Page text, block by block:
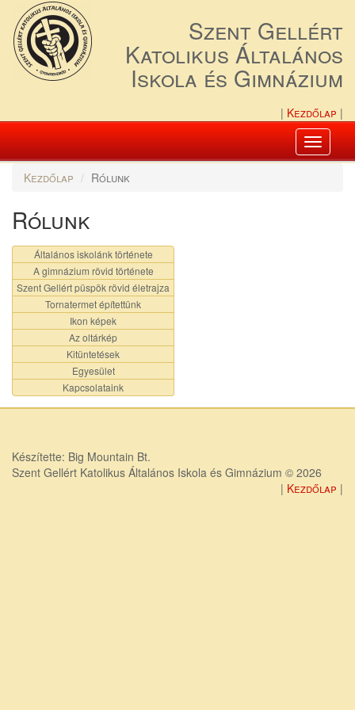
Szent Gellért
Katolikus Általános
Iskola és Gimnázium
Kezdőlap
Toggle
Kezdőlap
Rólunk
Rólunk
Általános iskolánk története
A gimnázium rövid története
Szent Gellért püspök rövid életrajza
Tornatermet építettünk
Ikon képek
Az oltárkép
Kitüntetések
Egyesület
Kapcsolataink
Készítette: Big Mountain Bt.
Szent Gellért Katolikus Általános Iskola és Gimnázium © 2026
Kezdőlap